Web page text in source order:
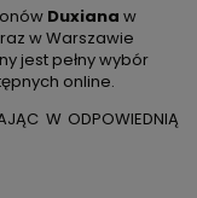
Duxiana w
w Warszawie
jest pełny wybór
online.
W ODPOWIEDNIĄ